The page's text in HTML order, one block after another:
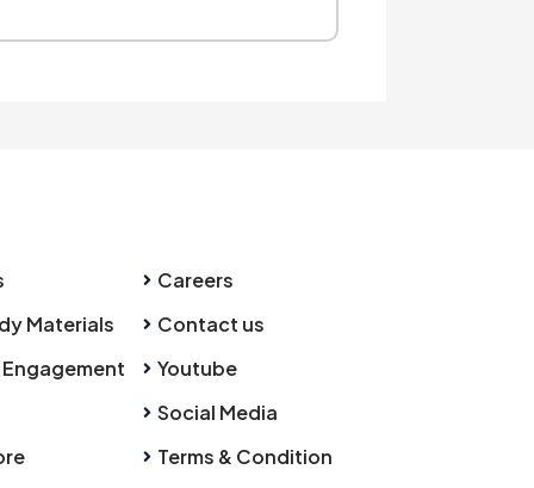
Materials
Careers
Contact us
Youtube
Social Media
Terms & Condition